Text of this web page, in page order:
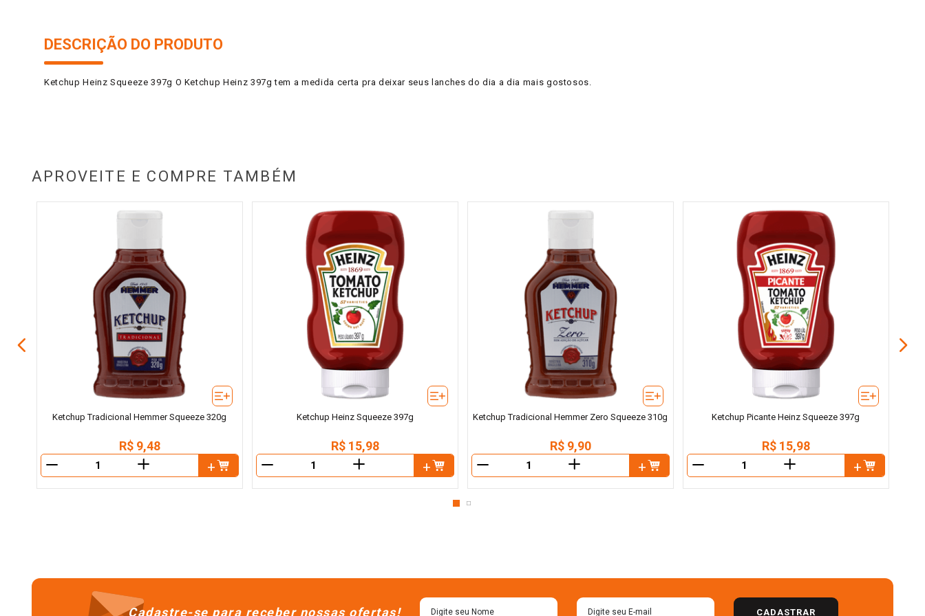
DESCRIÇÃO DO PRODUTO
Ketchup Heinz Squeeze 397g O Ketchup Heinz 397g tem a medida certa pra deixar seus lanches do dia a dia mais gostosos.
APROVEITE E COMPRE TAMBÉM
Ketchup Tradicional Hemmer Squeeze 320g
R$ 9,48
＋
Ketchup Heinz Squeeze 397g
R$ 15,98
＋
Ketchup Tradicional Hemmer Zero Squeeze 310g
R$ 9,90
＋
Ketchup Picante Heinz Squeeze 397g
R$ 15,98
＋
Cadastre-se para receber nossas ofertas! CADASTRAR